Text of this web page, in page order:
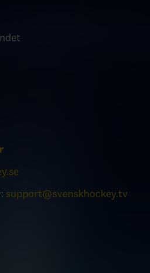
support@svenskhockey.tv